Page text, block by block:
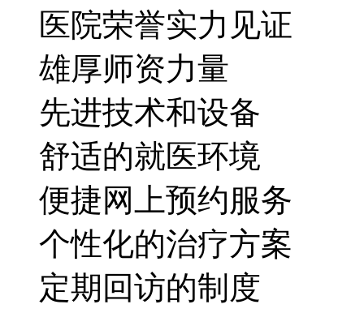
医院荣誉实力见证
雄厚师资力量
先进技术和设备
舒适的就医环境
便捷网上预约服务
个性化的治疗方案
定期回访的制度